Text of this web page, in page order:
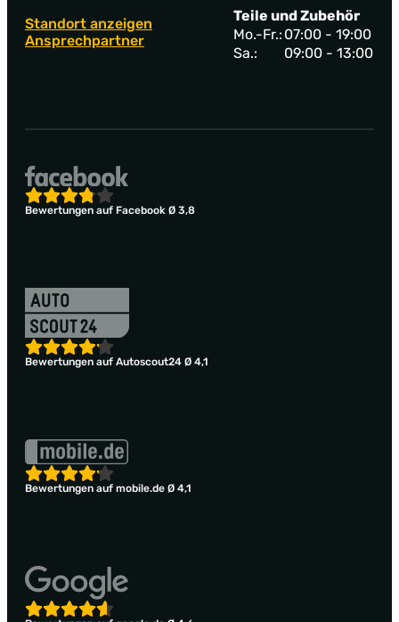
Standort anzeigen
Ansprechpartner
Teile und Zubehör
Mo.-Fr.: 07:00 - 19:00
Sa.:
09:00 - 13:00
Bewertungen auf Facebook Ø 3,8
Bewertungen auf Autoscout24 Ø 4,1
Bewertungen auf mobile.de Ø 4,1